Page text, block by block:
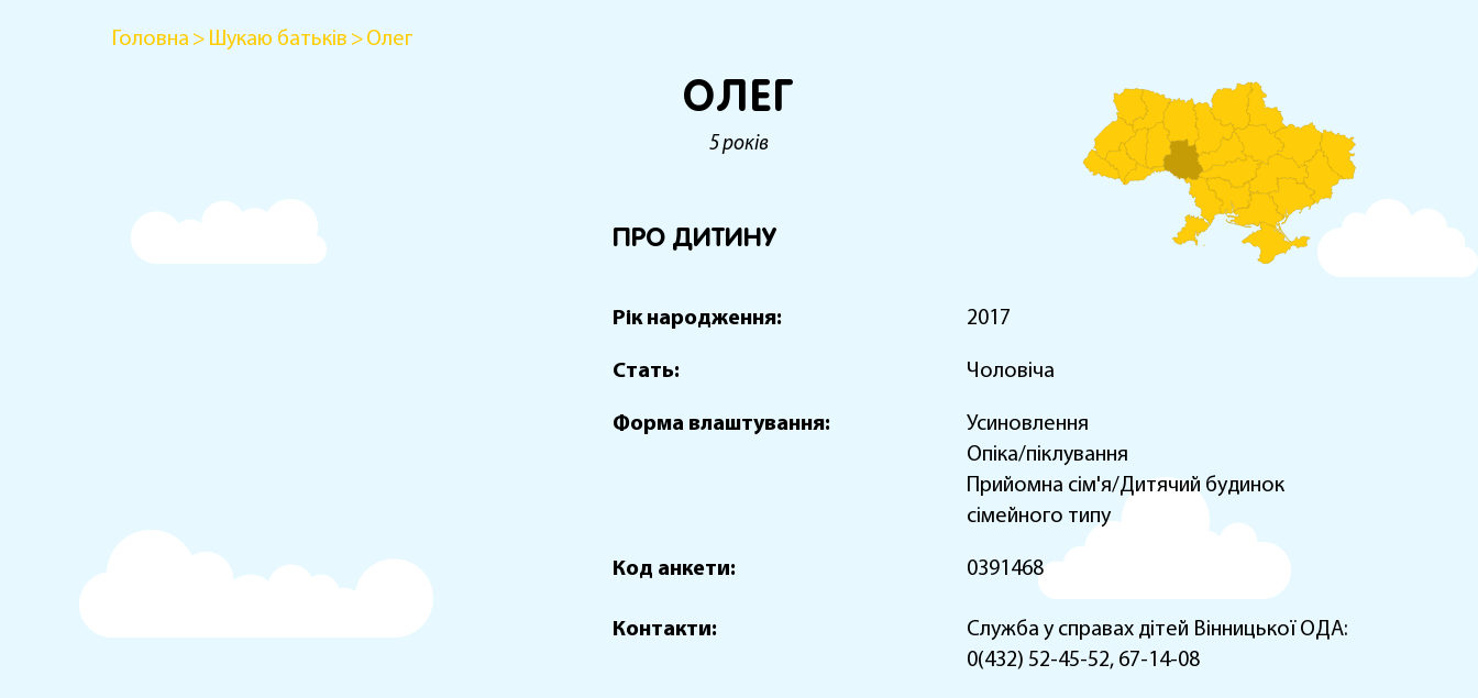
Головна Шукаю батьків Олег
ОЛЕГ
5 років
ПРО ДИТИНУ
Рік народження: 2017
Стать: Чоловіча
Форма влаштування:
Усиновлення
Опіка/піклування
Прийомна сім'я/Дитячий будинок
сімейного типу
Код анкети: 0391468
Контакти:
Служба у справах дітей Вінницької ОДА:
0(432) 52-45-52, 67-14-08